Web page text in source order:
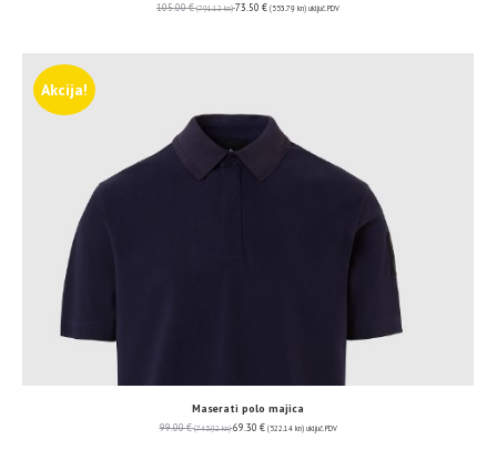
105.00€ (791.12 kn) 73.50 € (553.79 kn) uključ. PDV
Akcija!
Maserati polo majica
99.00€ (745.92 kn) 69.30 € (522.14 kn) uključ. PDV